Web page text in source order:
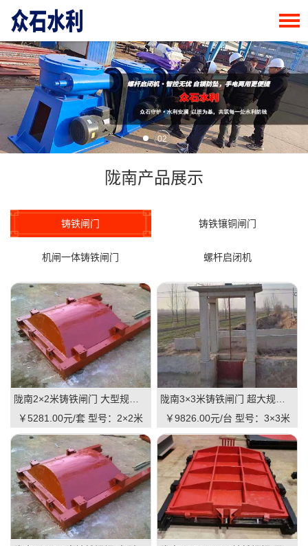
02
陇南产品展示
铸铁闸门 铸铁镶铜闸门
机闸一体铸铁闸门 螺杆启闭机
￥5281.00元/套 型号：2×2米
￥9826.00元/台 型号：3×3米